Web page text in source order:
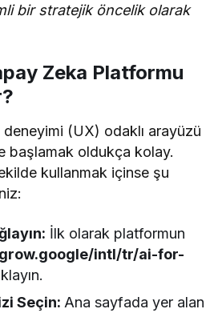
bir stratejik öncelik olarak
Zeka Platformu
deneyimi (UX) odaklı arayüzü
başlamak oldukça kolay.
kullanmak içinse şu
İlk olarak platformun
grow.google/intl/tr/ai-for-
Seçin: Ana sayfada yer alan